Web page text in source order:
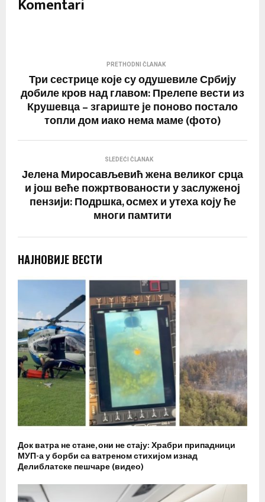
Komentari
PRETHODNI ČLANAK
Три сестрице које су одушевиле Србију
добиле кров над главом: Прелепе вести из
Крушевца – згариште је поново постало
топли дом иако нема маме (фото)
SLEDEĆI ČLANAK
Јелена Миросављевић жена великог срца
и још веће пожртвованости у заслуженој
пензији: Подршка, осмех и утеха коју ће
многи памтити
НАЈНОВИЈЕ ВЕСТИ
Док ватра не стане, они не стају: Храбри припадници
МУП-а у борби са ватреном стихијом изнад
Делиблатске пешчаре (видео)